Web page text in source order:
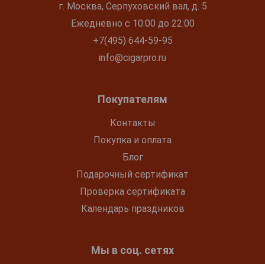
г. Москва, Серпуховский вал, д. 5
Ежедневно с 10:00 до 22:00
+7(495) 644-59-95
info@cigarpro.ru
Покупателям
Контакты
Покупка и оплата
Блог
Подарочный сертификат
Проверка сертификата
Календарь праздников
Мы в соц. сетях